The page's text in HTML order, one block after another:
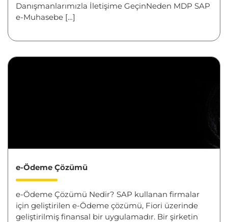
Danışmanlarımızla İletişime GeçinNeden MDP SAP
e-Muhasebe […]
e-Ödeme Çözümü
e-Ödeme Çözümü Nedir? SAP kullanan firmalar
için geliştirilen e-Ödeme çözümü, Fiori üzerinde
geliştirilmiş finansal bir uygulamadır. Bir şirketin